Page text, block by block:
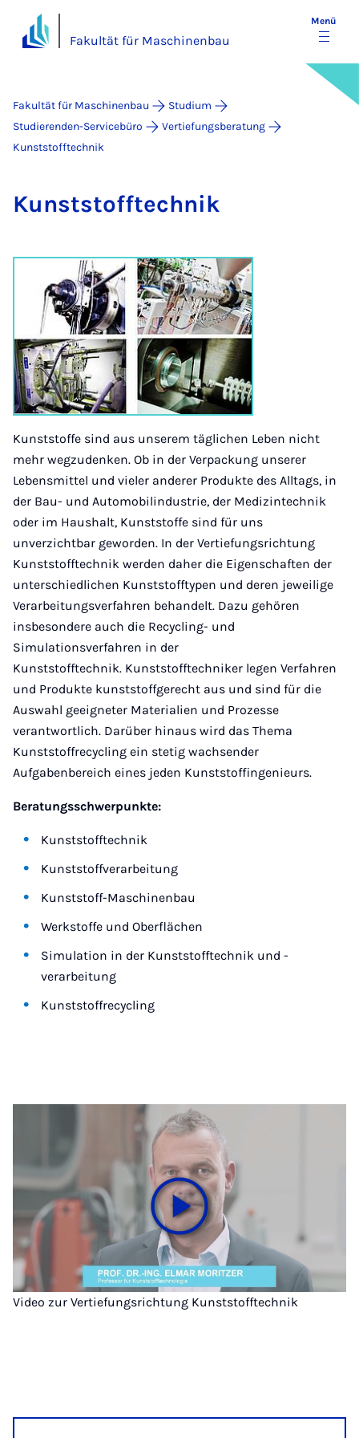
Fakultät für Maschinenbau
Menü
Fakultät für Maschinenbau
Studium
Studierenden-Servicebüro
Vertiefungsberatung
Kunststofftechnik
Kunst­stoff­tech­nik
Kunststoffe sind aus unserem täglichen Leben nicht
mehr wegzudenken. Ob in der Verpackung unserer
Lebensmittel und vieler anderer Produkte des Alltags, in
der Bau- und Automobilindustrie, der Medizintechnik
oder im Haushalt, Kunststoffe sind für uns
unverzichtbar geworden. In der Vertiefungsrichtung
Kunststofftechnik werden daher die Eigenschaften der
unterschiedlichen Kunststofftypen und deren jeweilige
Verarbeitungsverfahren behandelt. Dazu gehören
insbesondere auch die Recycling- und
Simulationsverfahren in der
Kunststofftechnik. Kunststofftechniker legen Verfahren
und Produkte kunststoffgerecht aus und sind für die
Auswahl geeigneter Materialien und Prozesse
verantwortlich. Darüber hinaus wird das Thema
Kunststoffrecycling ein stetig wachsender
Aufgabenbereich eines jeden Kunststoffingenieurs.
Beratungsschwerpunkte:
Kunststofftechnik
Kunststoffverarbeitung
Kunststoff-Maschinenbau
Werkstoffe und Oberflächen
Simulation in der Kunststofftechnik und -
verarbeitung
Kunststoffrecycling
Video zur Vertiefungsrichtung Kunststofftechnik